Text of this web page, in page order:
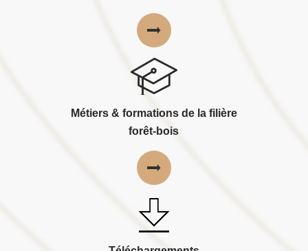
Métiers & formations de la filière
forêt-bois